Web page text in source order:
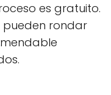
es gratuito.
pueden rondar